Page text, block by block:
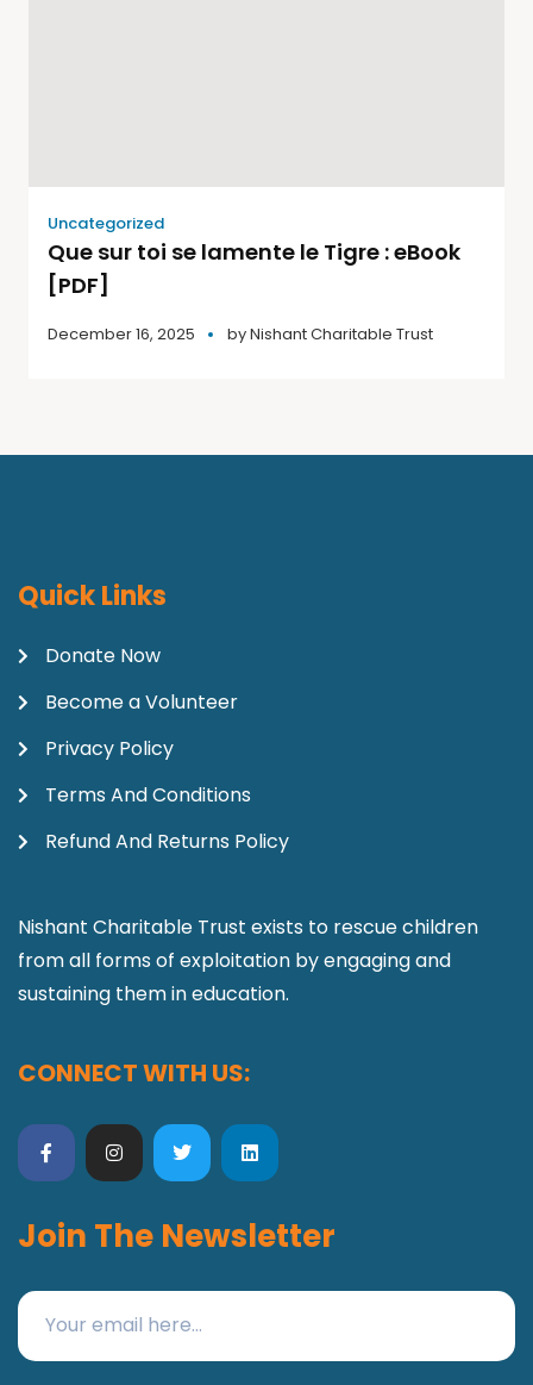
Uncategorized
Que sur toi se lamente le Tigre : eBook
[PDF]
December 16, 2025 byNishant Charitable Trust
Quick Links
Donate Now
Become a Volunteer
Privacy Policy
Terms And Conditions
Refund And Returns Policy
Nishant Charitable Trust exists to rescue children
from all forms of exploitation by engaging and
sustaining them in education.
CONNECT WITH US:
Join The Newsletter